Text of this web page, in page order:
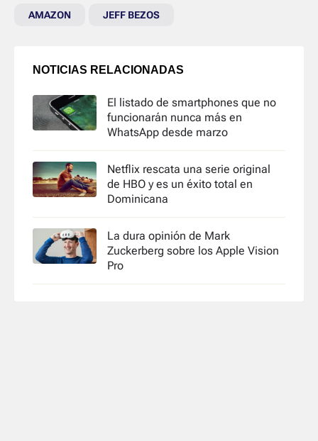
AMAZON JEFF BEZOS
NOTICIAS RELACIONADAS
El listado de smartphones que no
funcionarán nunca más en
WhatsApp desde marzo
Netflix rescata una serie original
de HBO y es un éxito total en
Dominicana
La dura opinión de Mark
Zuckerberg sobre los Apple Vision
Pro